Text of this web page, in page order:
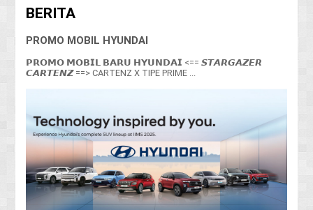
BERITA
PROMO MOBIL HYUNDAI
𝗣𝗥𝗢𝗠𝗢 𝗠𝗢𝗕𝗜𝗟 𝗕𝗔𝗥𝗨 𝗛𝗬𝗨𝗡𝗗𝗔𝗜 <== 𝙎𝙏𝘼𝙍𝙂𝘼𝙕𝙀𝙍
𝘾𝘼𝙍𝙏𝙀𝙉𝙕 ==> CARTENZ X TIPE PRIME ...